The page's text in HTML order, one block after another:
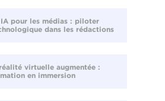
pour les médias : piloter
dans les rédactions
virtuelle augmentée :
en immersion